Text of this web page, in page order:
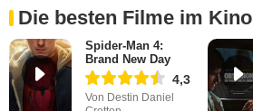
Die besten Filme im Kino
Spider-Man 4:
Brand New Day
4,3
Von Destin Daniel